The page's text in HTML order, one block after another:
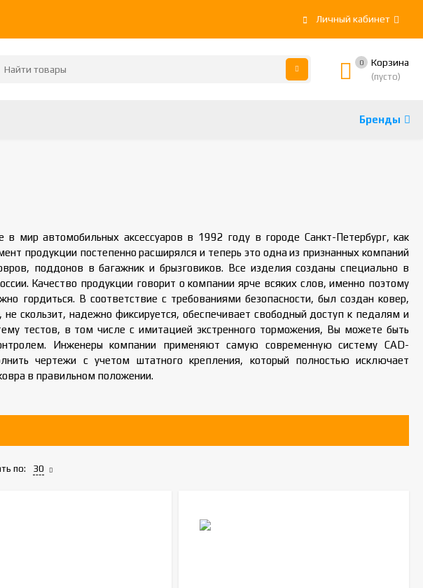
Личный кабинет
0 Корзина
(пусто)
Бренды
мир автомобильных аксессуаров в 1992 году в городе Санкт-Петербург, как
продукции постепенно расширялся и теперь это одна из признанных компаний
поддонов в багажник и брызговиков. Все изделия созданы специально в
Качество продукции говорит о компании ярче всяких слов, именно поэтому
гордиться. В соответствие с требованиями безопасности, был создан ковер,
скользит, надежно фиксируется, обеспечивает свободный доступ к педалям и
тестов, в том числе с имитацией экстренного торможения, Вы можете быть
Инженеры компании применяют самую современную систему CAD-
чертежи с учетом штатного крепления, который полностью исключает
в правильном положении.
по: 30